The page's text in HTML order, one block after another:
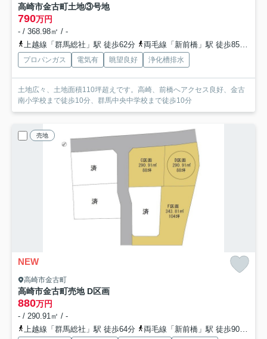
高崎市金古町土地③号地
790万円
- / 368.98㎡ / -
上越線「群馬総社」駅 徒歩62分
両毛線「新前橋」駅 徒歩85分
プロパンガス 電気有 眺望良好 浄化槽排水
土地広々、土地面積110坪超えです。高崎、前橋へアクセス良好、金古
南小学校まで徒歩10分、群馬中央中学校まで徒歩10分
売地
NEW
高崎市金古町
高崎市金古町売地 D区画
880万円
- / 290.91㎡ / -
上越線「群馬総社」駅 徒歩64分
両毛線「新前橋」駅 徒歩90分